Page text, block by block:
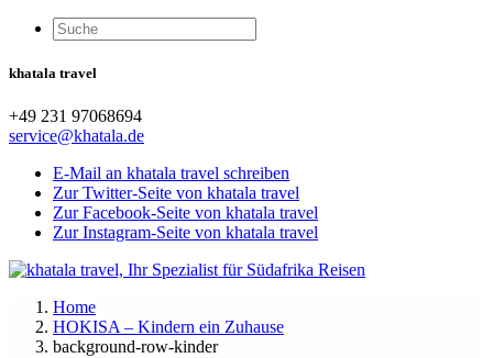
khatala travel
+49 231 97068694
service@khatala.de
E-Mail an khatala travel schreiben
Zur Twitter-Seite von khatala travel
Zur Facebook-Seite von khatala travel
Zur Instagram-Seite von khatala travel
Home
HOKISA – Kindern ein Zuhause
background-row-kinder